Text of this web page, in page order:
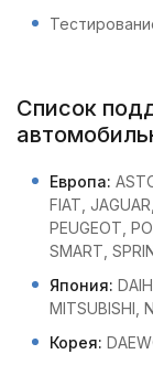
Список
Европа:
FIAT,
PEUGEOT,
SMART,
Япония:
MITSUBISHI,
Корея: